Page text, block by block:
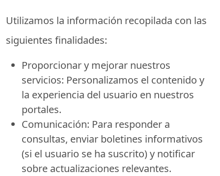
Utilizamos la información recopilada con las
siguientes finalidades:
Proporcionar y mejorar nuestros
servicios: Personalizamos el contenido y
la experiencia del usuario en nuestros
portales.
Comunicación: Para responder a
consultas, enviar boletines informativos
(si el usuario se ha suscrito) y notificar
sobre actualizaciones relevantes.